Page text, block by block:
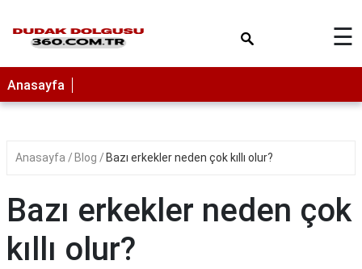
☰
Anasayfa
Anasayfa Blog Bazı erkekler neden çok kıllı olur?
Bazı erkekler neden çok
kıllı olur?